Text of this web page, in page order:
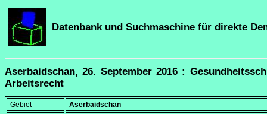
Datenbank und Suchmaschine für direkte
Aserbaidschan, 26. September 2016 :
Arbeitsrecht
Gebiet
Aserbaidschan